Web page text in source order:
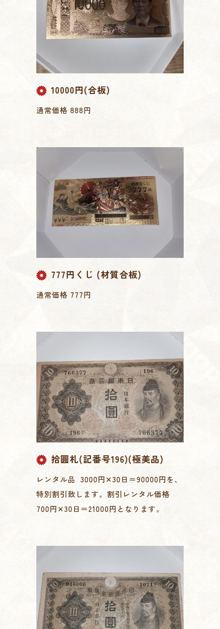
10000円(合板)
通常価格 888円
777円くじ (材質合板)
通常価格 777円
拾圓札(記番号196)(極美品)
レンタル品 3000円✕30日＝90000円を、
特別割引致します。割引レンタル価格
700円✕30日＝21000円となります。